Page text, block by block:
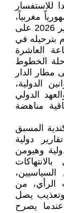
مغربياً،
قامت السلطات الكندية باعتقاله يوم 20 يناير 2026 على
بترحيله في
على الساعة العاشرة
الخطوط
مونتريال (الممر ألف 57) إلى مطار الدار
الدولية،
اتفاقية جنيف لسنة 1951، والعهد الدولي
مناهضة
المسبق
دولية
وهيومن
الرأي، من
وتعذيب يصل
يصرح